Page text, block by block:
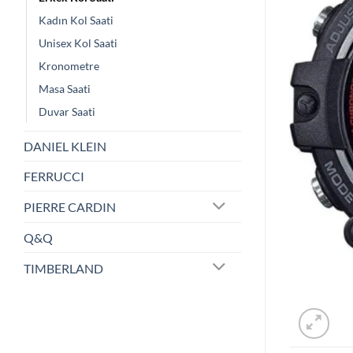
Kadın Kol Saati
Unisex Kol Saati
Kronometre
Masa Saati
Duvar Saati
DANIEL KLEIN
FERRUCCI
PIERRE CARDIN
Q&Q
TIMBERLAND